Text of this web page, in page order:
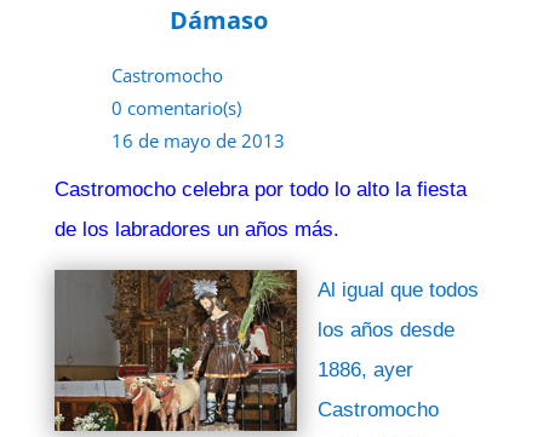
Dámaso
Castromocho
0 comentario(s)
16 de mayo de 2013
Castromocho celebra por todo lo alto la fiesta
de los labradores un años más.
Al igual que todos
los años desde
1886, ayer
Castromocho